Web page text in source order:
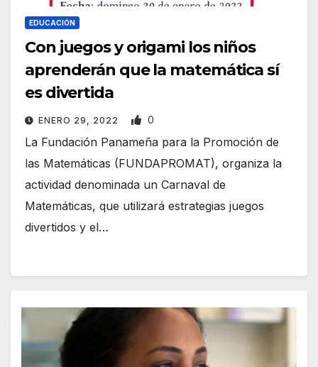
EDUCACIÓN
Con juegos y origami los niños
aprenderán que la matemática sí
es divertida
ENERO 29, 2022 0
La Fundación Panameña para la Promoción de
las Matemáticas (FUNDAPROMAT), organiza la
actividad denominada un Carnaval de
Matemáticas, que utilizará estrategias juegos
divertidos y el…